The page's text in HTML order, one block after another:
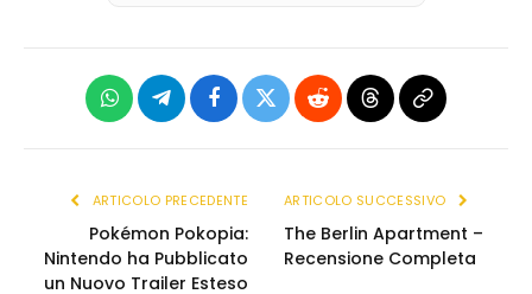
WhatsAppTelegramFacebook
X
Reddit ThreadsCopia
ARTICOLO PRECEDENTE
Pokémon Pokopia:
Nintendo ha Pubblicato
un Nuovo Trailer Esteso
ARTICOLO SUCCESSIVO
The Berlin Apartment –
Recensione Completa